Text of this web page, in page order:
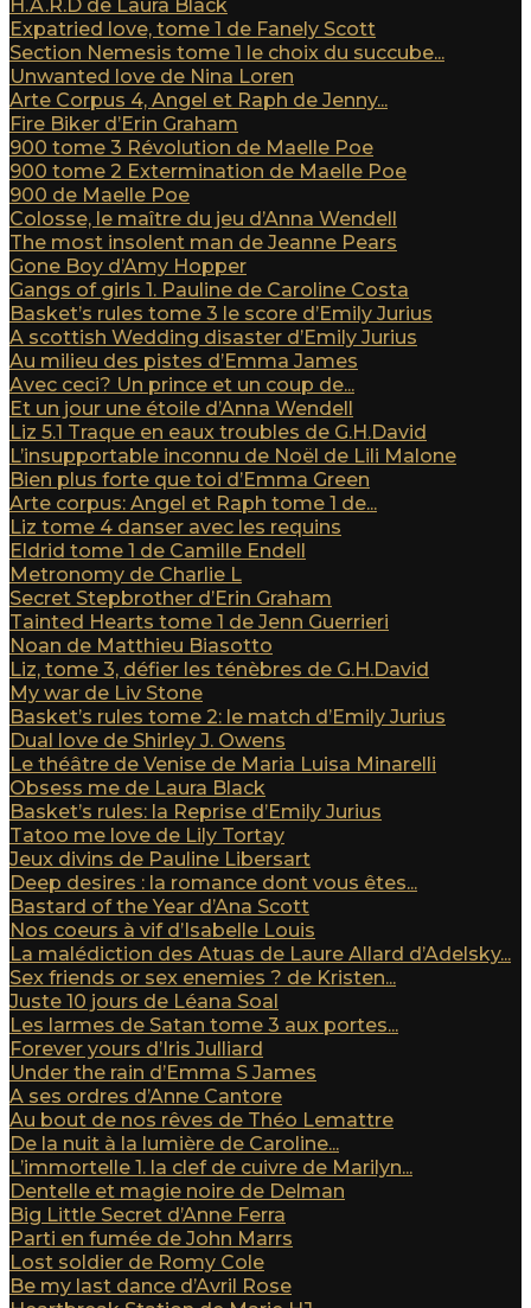
H.A.R.D de Laura Black
Expatried love, tome 1 de Fanely Scott
Section Nemesis tome 1 le choix du succube...
Unwanted love de Nina Loren
Arte Corpus 4, Angel et Raph de Jenny...
Fire Biker d’Erin Graham
900 tome 3 Révolution de Maelle Poe
900 tome 2 Extermination de Maelle Poe
900 de Maelle Poe
Colosse, le maître du jeu d’Anna Wendell
The most insolent man de Jeanne Pears
Gone Boy d’Amy Hopper
Gangs of girls 1. Pauline de Caroline Costa
Basket’s rules tome 3 le score d’Emily Jurius
A scottish Wedding disaster d’Emily Jurius
Au milieu des pistes d’Emma James
Avec ceci? Un prince et un coup de...
Et un jour une étoile d’Anna Wendell
Liz 5.1 Traque en eaux troubles de G.H.David
L’insupportable inconnu de Noël de Lili Malone
Bien plus forte que toi d’Emma Green
Arte corpus: Angel et Raph tome 1 de...
Liz tome 4 danser avec les requins
Eldrid tome 1 de Camille Endell
Metronomy de Charlie L
Secret Stepbrother d’Erin Graham
Tainted Hearts tome 1 de Jenn Guerrieri
Noan de Matthieu Biasotto
Liz, tome 3, défier les ténèbres de G.H.David
My war de Liv Stone
Basket’s rules tome 2: le match d’Emily Jurius
Dual love de Shirley J. Owens
Le théâtre de Venise de Maria Luisa Minarelli
Obsess me de Laura Black
Basket’s rules: la Reprise d’Emily Jurius
Tatoo me love de Lily Tortay
Jeux divins de Pauline Libersart
Deep desires : la romance dont vous êtes...
Bastard of the Year d’Ana Scott
Nos coeurs à vif d’Isabelle Louis
La malédiction des Atuas de Laure Allard d’Adelsky...
Sex friends or sex enemies ? de Kristen...
Juste 10 jours de Léana Soal
Les larmes de Satan tome 3 aux portes...
Forever yours d’Iris Julliard
Under the rain d’Emma S James
A ses ordres d’Anne Cantore
Au bout de nos rêves de Théo Lemattre
De la nuit à la lumière de Caroline...
L’immortelle 1. la clef de cuivre de Marilyn...
Dentelle et magie noire de Delman
Big Little Secret d’Anne Ferra
Parti en fumée de John Marrs
Lost soldier de Romy Cole
Be my last dance d’Avril Rose